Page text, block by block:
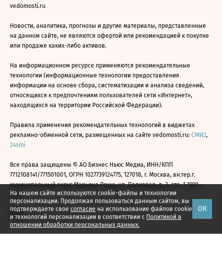
На нашем сайте используются cookie-файлы и технологии
персонализации. Продолжая пользоваться данным сайтом, вы
подтверждаете свое согласие на использование файлов cookie
и технологий персонализации в соответствии с Политикой в
отношении обработки персональных данных.
ОК
vedomosti.ru
Новости, аналитика, прогнозы и другие материалы, представленные
на данном сайте, не являются офертой или рекомендацией к покупке
или продаже каких-либо активов.
На информационном ресурсе применяются рекомендательные
технологии (информационные технологии предоставления
информации на основе сбора, систематизации и анализа сведений,
относящихся к предпочтениям пользователей сети «Интернет»,
находящихся на территории Российской Федерации).
Правила применения рекомендательных технологий в виджетах
рекламно-обменной сети, размещенных на сайте vedomosti.ru: СМИ2,
24smi
Все права защищены © АО Бизнес Ньюс Медиа, ИНН/КПП
7712108141/771501001, ОГРН 1027739124775, 127018, г. Москва, вн.тер.г.
муниципальный округ Марьина Роща, ул. Полковая, д. 3, стр. 1 1999—
2026